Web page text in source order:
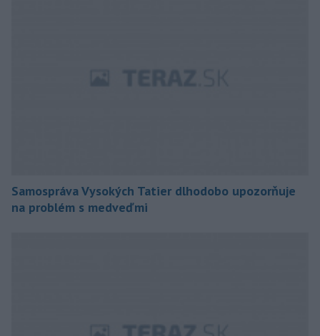
Samospráva Vysokých Tatier dlhodobo upozorňuje
na problém s medveďmi